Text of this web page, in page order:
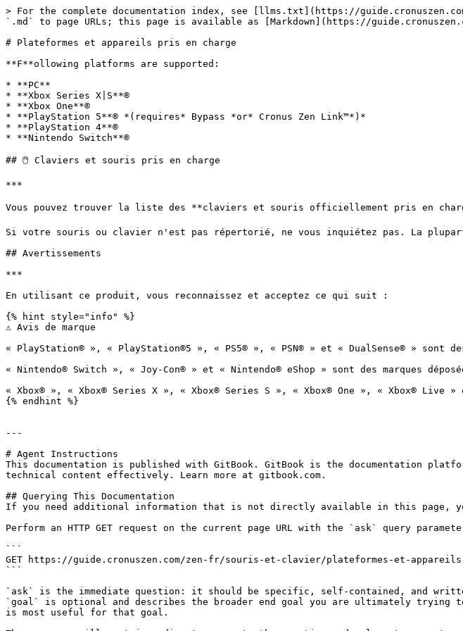
> For the complete documentation index, see [llms.txt](https://
`.md` to page URLs; this page is available as [Markdown](https://
# Plateformes et appareils pris en charge
**F**ollowing platforms are supported:
* **PC**
* **Xbox Series X|S**®
* **Xbox One**®
* **PlayStation 5**® *(requires* Bypass ﻿*or* Cronus Zen Link™*)*
* **PlayStation 4**®
* **Nintendo Switch**®
## 🖱️ Claviers et souris pris en charge
***
Vous pouvez trouver la liste des **claviers et souris officiellement pris en
Si votre souris ou clavier n'est pas répertorié, ne vous inquiétez pas. La
## Avertissements
***
En utilisant ce produit, vous reconnaissez et acceptez ce qui suit :
{% hint style="info" %}
⚠️ Avis de marque
« PlayStation® », « PlayStation®5 », « PS5® », « PSN® » et « DualSense® » sont
« Nintendo® Switch », « Joy-Con® » et « Nintendo® eShop » sont des marques
« Xbox® », « Xbox® Series X », « Xbox® Series S », « Xbox® One », « Xbox® Live »
{% endhint %}
---
# Agent Instructions
This documentation is published with GitBook. GitBook is the documentation
technical content effectively. Learn more at gitbook.com.
## Querying This Documentation
If you need additional information that is not directly available in this page,
Perform an HTTP GET request on the current page URL with the `ask` query
```
GET https://guide.cronuszen.com/zen-fr/souris-et-clavier/plateformes-et-appareils-
```
`ask` is the immediate question: it should be specific, self-contained, and
`goal` is optional and describes the broader end goal you are ultimately trying
is most useful for that goal.